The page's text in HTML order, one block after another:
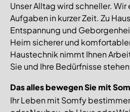
Unser Alltag wird schneller.
Aufgaben in kurzer Zeit. Zu
Entspannung und
Heim sicherer und
Haustechnik nimmt Ihnen
Sie und Ihre Bedürfnisse
Das alles bewegen Sie mit
Ihr Leben mit Somfy